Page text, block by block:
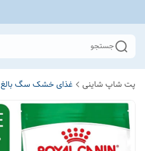
جستجو
پت شاپ شاینی غذای خشک سگ بالغ